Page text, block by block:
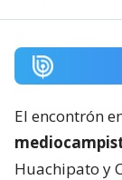
El encontrón
Huachipato y